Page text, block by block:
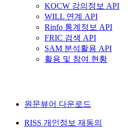
KOCW 강의정보 API
WILL 연계 API
Rinfo 통계정보 API
FRIC 검색 API
SAM 분석활용 API
활용 및 참여 현황
원문뷰어 다운로드
RISS 개인정보 재동의